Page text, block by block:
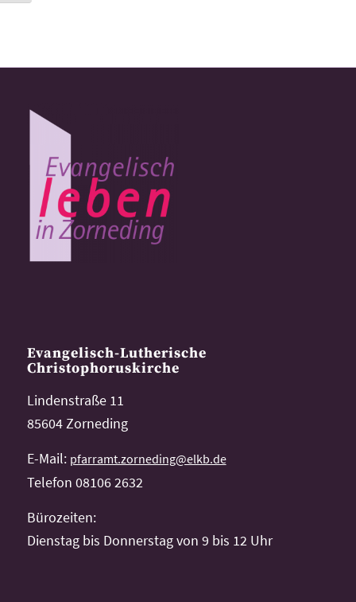
Evangelisch-Lutherische
Christophoruskirche
Lindenstraße 11
85604 Zorneding
E-Mail: pfarramt.zorneding@elkb.de
Telefon 08106 2632
Bürozeiten:
Dienstag bis Donnerstag von 9 bis 12 Uhr